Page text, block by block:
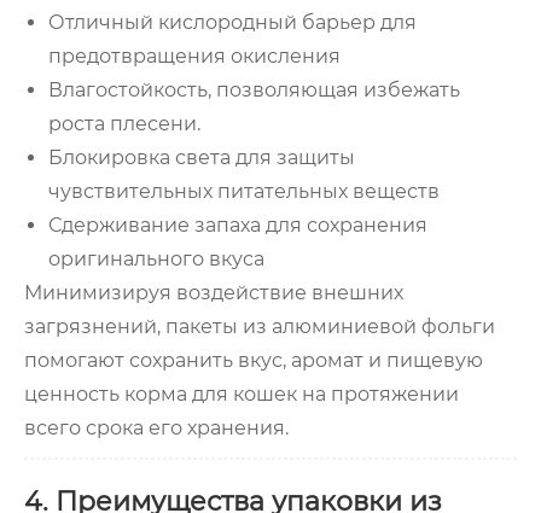
Отличный кислородный барьер для
предотвращения окисления
Влагостойкость, позволяющая избежать
роста плесени.
Блокировка света для защиты
чувствительных питательных веществ
Сдерживание запаха для сохранения
оригинального вкуса
Минимизируя воздействие внешних
загрязнений, пакеты из алюминиевой фольги
помогают сохранить вкус, аромат и пищевую
ценность корма для кошек на протяжении
всего срока его хранения.
4. Преимущества упаковки из